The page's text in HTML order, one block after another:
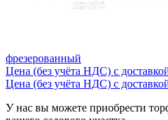
фрезерованный
Цена (без учёта НДС) с
Цена (без учёта НДС) с
У нас вы можете приобрести